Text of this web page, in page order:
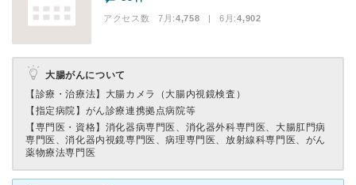
アクセス数 7月:4,758 | 6月:4,902
大腸がんについて
【診療・治療法】 大腸カメラ（大腸内視鏡検査）
【指定病院】 がん診療連携拠点病院等
【専門医・資格】 消化器病専門医、消化器外科専門医、大腸肛門病
専門医、消化器内視鏡専門医、病理専門医、放射線科専門医、がん
薬物療法専門医